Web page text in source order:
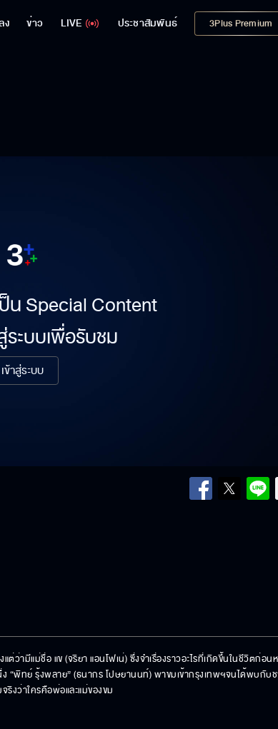
ง ข่าว LIVE ประชาสัมพันธ์ 3Plus Premium
น Special Content
ะบบเพื่อรับชม
เข้าสู่ระบบ
ว่ามีแม่ชื่อ แข (จริยา แอนโฟเน่) ซึ่งจำเรื่องราวอะไรที่เกิดขึ้นในชีวิตก่อน
ง “พิทย์ รุ้งพลาย” (ธนากร โปษยานนท์) พาขมเข้ากรุงเทพฯจนได้พบกับ
งว่าใครคือพ่อและแม่ของขม